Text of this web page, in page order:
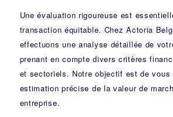
Une évaluation rigoureuse est
transaction équitable. Chez Actoria
effectuons une analyse détaillée de
prenant en compte divers critères
et sectoriels. Notre objectif est de vous
estimation précise de la valeur de
entreprise.